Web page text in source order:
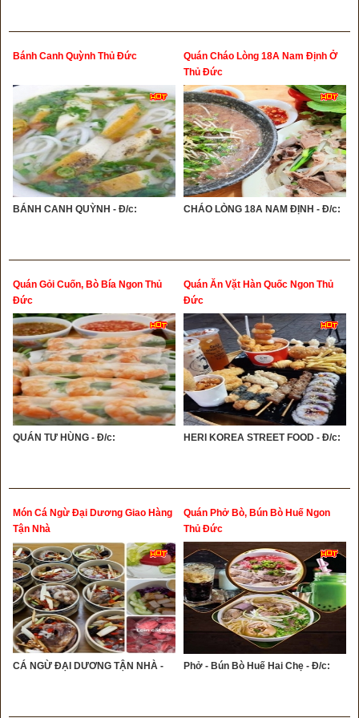
Bánh Canh Quỳnh Thủ Đức
BÁNH CANH QUỲNH - Đ/c:
Quán Cháo Lòng 18A Nam Định Ở
Thủ Đức
CHÁO LÒNG 18A NAM ĐỊNH - Đ/c:
Quán Gỏi Cuốn, Bò Bía Ngon Thủ
Đức
QUÁN TƯ HÙNG - Đ/c:
Quán Ăn Vặt Hàn Quốc Ngon Thủ
Đức
HERI KOREA STREET FOOD - Đ/c:
Món Cá Ngừ Đại Dương Giao Hàng
Tận Nhà
CÁ NGỪ ĐẠI DƯƠNG TẬN NHÀ -
Quán Phở Bò, Bún Bò Huế Ngon
Thủ Đức
Phở - Bún Bò Huế Hai Chẹ - Đ/c: